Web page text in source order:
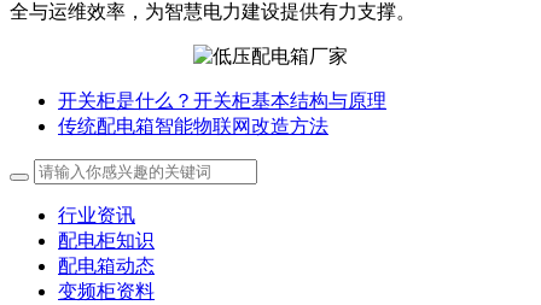
全与运维效率，为智慧电力建设提供有力支撑。
开关柜是什么？开关柜基本结构与原理
传统配电箱智能物联网改造方法
行业资讯
配电柜知识
配电箱动态
变频柜资料